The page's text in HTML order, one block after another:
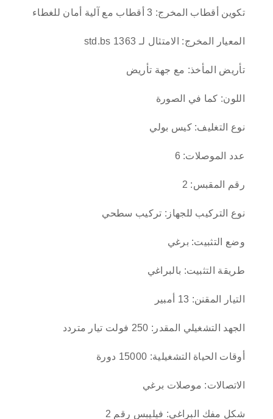
تكوين أقطاب المخرج: 3 أقطاب مع آلية أمان للغطاء
المعيار المخرج: الامتثال لـ std.bs 1363
تأريض المأخذ: مع جهة تأريض
اللون: كما في الصورة
نوع التغليف: كيس بولي
عدد الموصلات: 6
رقم المقبس: 2
نوع التركيب للجهاز: تركيب سطحي
وضع التثبيت: برغي
طريقة التثبيت: بالبراغي
التيار المقنن: 13 أمبير
الجهد التشغيلي المقدر: 250 فولت تيار متردد
أوقات الحياة التشغيلية: 15000 دورة
الاتصالات: موصلات برغي
شكل مفك البراغي: فيليبس رقم 2